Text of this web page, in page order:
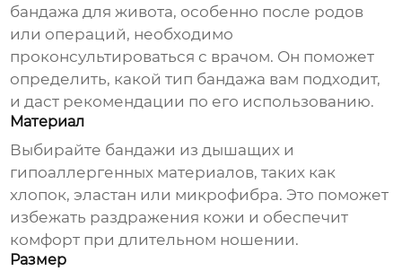
бандажа для живота, особенно после родов
или операций, необходимо
проконсультироваться с врачом. Он поможет
определить, какой тип бандажа вам подходит,
и даст рекомендации по его использованию.
Материал
Выбирайте бандажи из дышащих и
гипоаллергенных материалов, таких как
хлопок, эластан или микрофибра. Это поможет
избежать раздражения кожи и обеспечит
комфорт при длительном ношении.
Размер